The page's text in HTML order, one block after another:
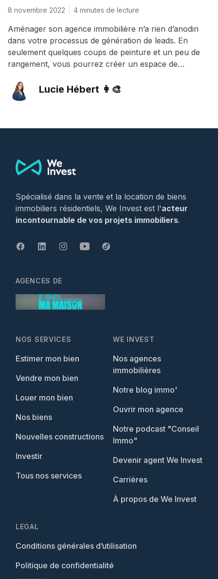
8 novembre 2022 4 minutes de lecture
Aménager son agence immobilière n’a rien d’anodin
dans votre processus de génération de leads. En
seulement quelques coups de peinture et un peu de
rangement, vous pourrez créer un espace de
en clients. Car oui, il ne suffit pas de faire du cold
calling ou de savoir bien utiliser les données de vos
Lucie Hébert 👩‍🎨
Spécialisé dans la vente et la location de biens
immobiliers résidentiels, We Invest est l'acteur
incontournable de vos projets immobiliers.
NOS SERVICES
Estimer mon bien
Vendre mon bien
Louer mon bien
Nos biens
Nouvelles constructions
Investir
Tous nos services
WE INVEST
Nos agences
immobilières
Notre blog immo'
Ouvrir mon agence
Notre podcast "Conseil
Immo"
Devenir agent We Invest
Carrières
À propos de We Invest
LEGAL
Conditions générales d’utilisation
Politique de confidentialité
AGENCES DE